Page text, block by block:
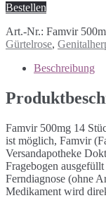
Bestellen
Art.-Nr.: Famvir
Gürtelrose,
Beschreibung
Famvir 500mg 14
ist möglich, Famvir
Versandapotheke
Fragebogen
Ferndiagnose (ohne
Medikament wird